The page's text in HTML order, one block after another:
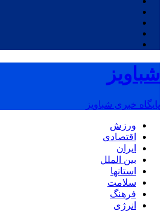
شباویز
پایگاه خبری شباویز
ورزش
اقتصادی
ایران
بین الملل
استانها
سلامت
فرهنگ
انرژی